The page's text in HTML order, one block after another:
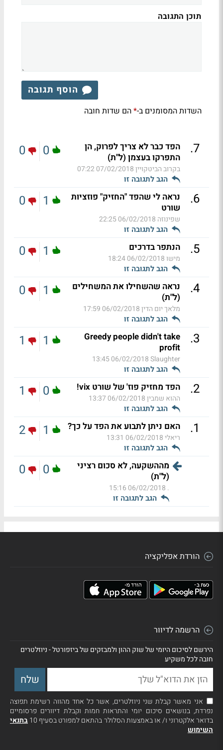
תוכן התגובה
הוסף תגובה
השדות המסומנים ב-*הם שדות חובה
7
.
הפד כבר לא צריך לפרוק, הן
התפרקו בעצמן (ל"ת)
בקרוב הביטקויין07/02/2018 07:22
הגב לתגובה זו
0
0
6
.
נראה לי שהפד "החזיק" פוזציות
שורט
שפינוזה 06/02/2018 22:25
הגב לתגובה זו
1
0
5
. הנתפר בדרכים
מישו06/02/2018 18:24
הגב לתגובה זו
1
0
4
.
נראה שהשחילו את המשחילים
(ל"ת)
מלאך יום הדין06/02/2018 17:59
הגב לתגובה זו
1
0
3
.
Greedy people didn't take
profit
Slaughter
06/02/2018 13:45
הגב לתגובה זו
1
1
2
. הפד מחזיק פוז' של שורט vix!
ההוא שמבין06/02/2018 13:37
הגב לתגובה זו
0
1
1
. האם ניתן לתבוע את הפד על כך?
ריאלי06/02/2018 13:31
הגב לתגובה זו
1
2
מההשקעה, לא סכום רציני
(ל"ת)
.
06/02/2018 15:16
הגב לתגובה זו
0
0
הורדת אפליקציה
הרשמה לדיוור
הירשם לסיכום היומי של שוק ההון ולמבזקים של ביזפורטל - ניוזלטרים
חובה לכל משקיע
אני מאשר קבלת שני ניוזלטרים, אשר כל אחד מהווה רשימת תפוצה
נפרדת, בנושאים סיכום יומי והתראות חמות וקבלת דיוורים פרסומיים
בדואר אלקטרוני ו/ או באמצעות הסלולר בהתאם למפורט בסעיף 10
בתנאי
השימוש